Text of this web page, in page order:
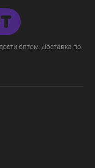
оптом. Доставка по